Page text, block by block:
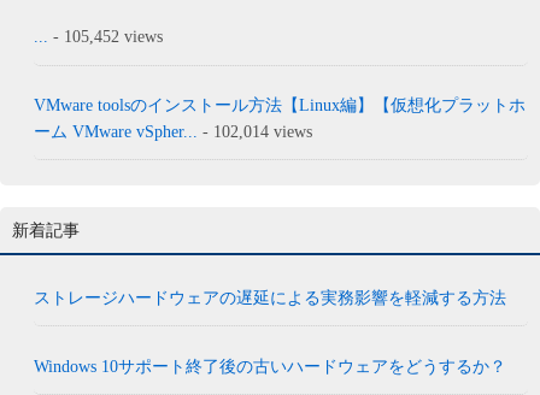
... - 105,452 views
VMware toolsのインストール方法【Linux編】【仮想化プラットホ
ーム VMware vSpher... - 102,014 views
新着記事
ストレージハードウェアの遅延による実務影響を軽減する方法
Windows 10サポート終了後の古いハードウェアをどうするか？